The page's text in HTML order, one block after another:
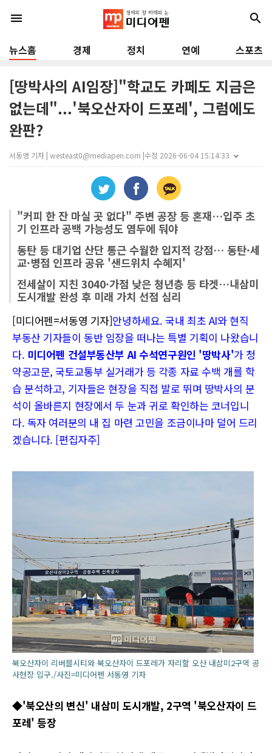
menu search
뉴스홈 경제 정치 연예 스포츠
[땅박사의 AI임장]"학교도 카페도 지금은
없는데"...'북오산자이 드포레', 그럼에도
완판?
서동영 기자 | westeast0@mediapen.com |수정 2026-06-04 15:14:33
"커피 한 잔 마실 곳 없다" 주변 공장 등 혼재…입주 초
기 인프라 공백 가능성도 염두에 둬야
동탄 등 대기업 산단 통근 수월한 입지적 강점… 동탄·세
교·병점 인프라 공유 '샌드위치 수혜지'
전세살이 지친 3040·가점 낮은 청년층 등 타겟…내삼미
도시개발 완성 후 미래 가치 선점 심리
[미디어펜=서동영 기자]안녕하세요. 국내 최초 AI와 현직
부동산 기자들이 동반 임장을 떠나는 특별 기획이 나왔습니
다. 미디어펜 건설부동산부 AI 수석연구원인 '땅박사'가 청
약공고문, 국토교통부 실거래가 등 각종 자료 수백 개를 학
습 분석하고, 기자들은 현장을 직접 발로 뛰며 땅박사의 분
석이 올바른지 현장에서 두 눈과 귀로 확인하는 코너입니
다. 독자 여러분의 내 집 마련 고민을 조금이나마 덜어 드리
겠습니다. [편집자주]
북오산자이 리버블시티와 북오산자이 드포레가 자리할 오산 내삼미2구역 공
사현장 입구./사진=미디어펜 서동영 기자
◆'북오산의 변신' 내삼미 도시개발, 2구역 '북오산자이 드
포레' 등장